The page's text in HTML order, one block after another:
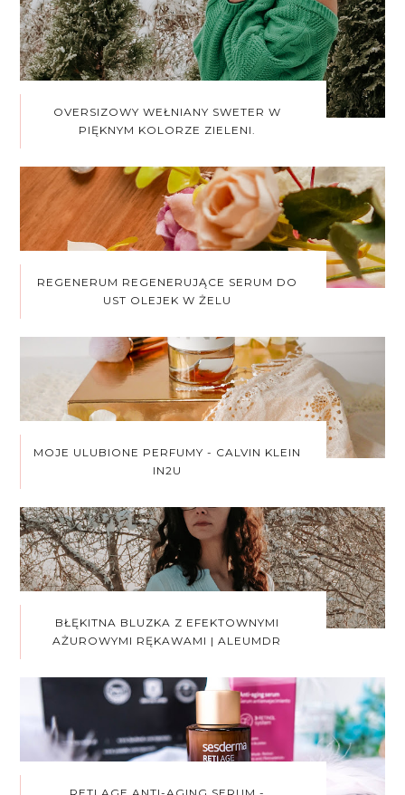
OVERSIZOWY WEŁNIANY SWETER W
PIĘKNYM KOLORZE ZIELENI.
REGENERUM REGENERUJĄCE SERUM DO
UST OLEJEK W ŻELU
MOJE ULUBIONE PERFUMY - CALVIN KLEIN
IN2U
BŁĘKITNA BLUZKA Z EFEKTOWNYMI
AŻUROWYMI RĘKAWAMI | ALEUMDR